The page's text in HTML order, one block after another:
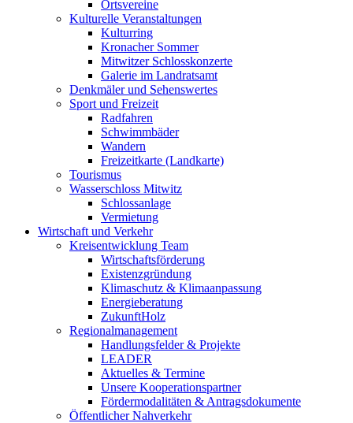
Ortsvereine
Kulturelle Veranstaltungen
Kulturring
Kronacher Sommer
Mitwitzer Schlosskonzerte
Galerie im Landratsamt
Denkmäler und Sehenswertes
Sport und Freizeit
Radfahren
Schwimmbäder
Wandern
Freizeitkarte (Landkarte)
Tourismus
Wasserschloss Mitwitz
Schlossanlage
Vermietung
Wirtschaft und Verkehr
Kreisentwicklung Team
Wirtschaftsförderung
Existenzgründung
Klimaschutz & Klimaanpassung
Energieberatung
ZukunftHolz
Regionalmanagement
Handlungsfelder & Projekte
LEADER
Aktuelles & Termine
Unsere Kooperationspartner
Fördermodalitäten & Antragsdokumente
Öffentlicher Nahverkehr